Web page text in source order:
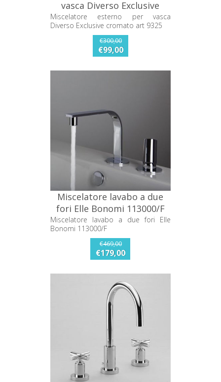
vasca Diverso Exclusive
cromato art 9325
Miscelatore esterno per vasca
Diverso Exclusive cromato art 9325
€300,00
€99,00
Miscelatore lavabo a due
fori Elle Bonomi 113000/F
Miscelatore lavabo a due fori Elle
Bonomi 113000/F
€469,00
€179,00